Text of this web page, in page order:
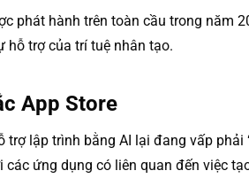
phát hành trên toàn cầu trong
hỗ trợ của trí tuệ nhân tạo.
App Store
lập trình bằng AI lại đang vấp
ứng dụng có liên quan đến việc